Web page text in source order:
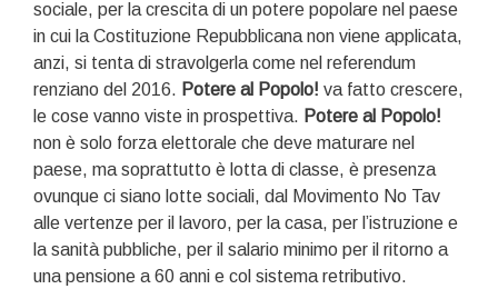
sociale, per la crescita di un potere popolare nel paese
in cui la Costituzione Repubblicana non viene applicata,
anzi, si tenta di stravolgerla come nel referendum
renziano del 2016. Potere al Popolo! va fatto crescere,
le cose vanno viste in prospettiva. Potere al Popolo!
non è solo forza elettorale che deve maturare nel
paese, ma soprattutto è lotta di classe, è presenza
ovunque ci siano lotte sociali, dal Movimento No Tav
alle vertenze per il lavoro, per la casa, per l’istruzione e
la sanità pubbliche, per il salario minimo per il ritorno a
una pensione a 60 anni e col sistema retributivo.